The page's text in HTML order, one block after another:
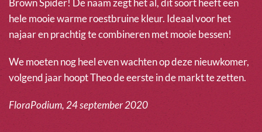
Brown Spider! De naam zegt het al, dit soort heeft een
hele mooie warme roestbruine kleur. Ideaal voor het
najaar en prachtig te combineren met mooie bessen!
We moeten nog heel even wachten op deze nieuwkomer,
volgend jaar hoopt Theo de eerste in de markt te zetten.
FloraPodium, 24 september 2020